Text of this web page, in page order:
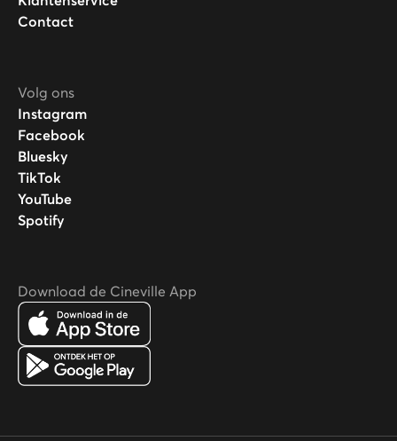
Contact
Volg ons
Instagram
Facebook
Bluesky
TikTok
YouTube
Spotify
Download de Cineville App